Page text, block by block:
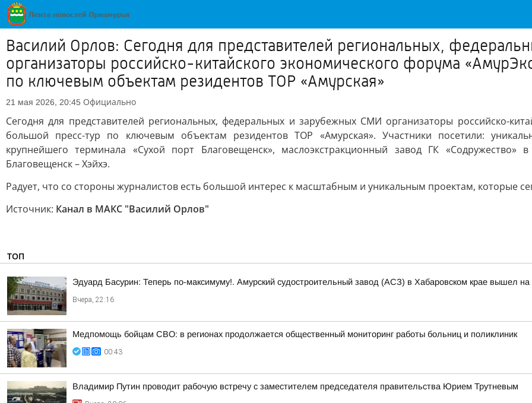
Василий Орлов: Сегодня для представителей региональных,
организаторы российско-китайского экономического форума
по ключевым объектам резидентов ТОР «Амурская»
21 мая 2026, 20:45 Официально
Сегодня для представителей региональных, федеральных и зарубежных СМИ организаторы российско-
большой пресс-тур по ключевым объектам резидентов ТОР «Амурская». Участники посетили:
крупнейшего терминала «Сухой порт Благовещенск», маслоэкстракционный завод ГК
Благовещенск – Хэйхэ.
Радует, что со стороны журналистов есть большой интерес к масштабным и уникальным проектам, которые
Источник: Канал в МАКС "Василий Орлов"
ТОП
Эдуард Басурин: Теперь по-максимуму!. Амурский судостроительный завод (АСЗ) в Хабаровском крае вышел на
Вчера, 22:16
Медпомощь бойцам СВО: в регионах продолжается общественный мониторинг работы больниц и поликлиник
00:43
Владимир Путин проводит рабочую встречу с заместителем председателя правительства Юрием Трутневым